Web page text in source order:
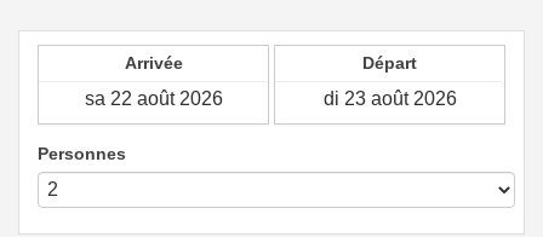
Arrivée Départ
Personnes